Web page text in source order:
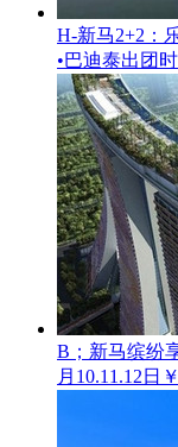
H-新马2+2：
•巴迪泰出团
B；新马缤纷
月10.11.12日